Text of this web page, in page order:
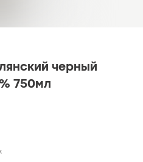
черный
750мл